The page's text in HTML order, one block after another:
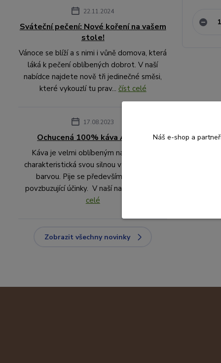
22.11.2024
Sváteční pečení: Nové koření na vašem
stole!
Vánoce se blíží a s nimi i vůně domova, která
láká k pečení oblíbených dobrot. V naší
nabídce najdete nově tři jedinečné směsi,
které vykouzlí tu prav... číst celé
17.08.2023
Ochucená 100% káva Arabica
Káva je velmi oblíbeným nápojem, je
charakteristická svou silnou vůní a černou
barvou. Pije se především pro své
povzbuzující účinky. V naší nabídce ...
celé
Zobrazit všechny novinky
Náš e-shop a